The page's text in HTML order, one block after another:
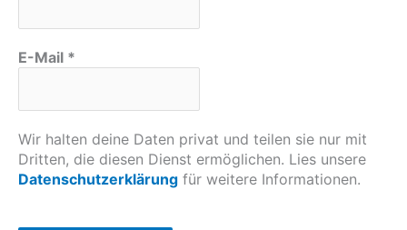
E-Mail *
Wir halten deine Daten privat und teilen sie nur mit
Dritten, die diesen Dienst ermöglichen. Lies unsere
Datenschutzerklärung für weitere Informationen.